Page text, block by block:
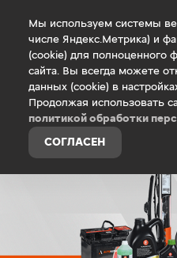
Мы используем системы
числе Яндекс.Метрика) и
(cookie) для полноценного
сайта. Вы всегда можете
данных (cookie) в
Продолжая использовать
политикой обработки
СОГЛАСЕН
Главная Запасные части